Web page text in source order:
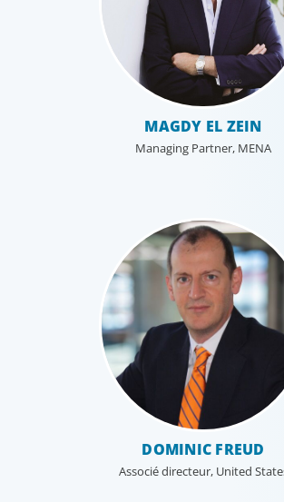
MAGDY EL ZEIN
Managing Partner, MENA
DOMINIC FREUD
Associé directeur, United